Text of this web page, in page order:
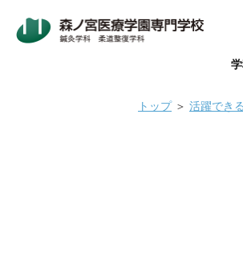
Wラ
本校
医療
入学
オー
鍼灸
在校
キャ
学生
Wラ
新着
トップ＞ 活躍でき